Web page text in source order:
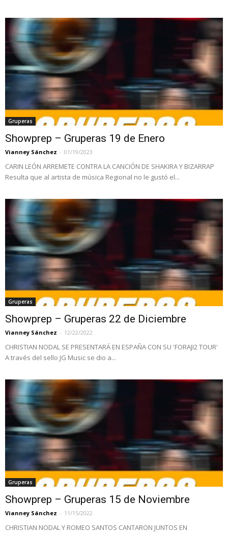
Gruperas
Showprep – Gruperas 19 de Enero
Vianney Sánchez - 01/19/2023
CARIN LEÓN ARREMETE CONTRA LA CANCIÓN DE SHAKIRA Y BIZARRAP
Resulta que al artista de música Regional no le gustó el...
Gruperas
Showprep – Gruperas 22 de Diciembre
Vianney Sánchez - 12/22/2022
CHRISTIAN NODAL SE PRESENTARÁ EN ESPAÑA CON SU 'FORAJI2 TOUR'
A través del sello JG Music se dio a...
Gruperas
Showprep – Gruperas 15 de Noviembre
Vianney Sánchez - 11/15/2022
CHRISTIAN NODAL Y ROMEO SANTOS CANTARON JUNTOS EN